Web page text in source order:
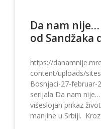
Da nam
od Sandžaka
https://
content/uploads/
Bosnjaci-27-februar-
serijala Da nam
višeslojan prikaz
manjine u Srbiji.